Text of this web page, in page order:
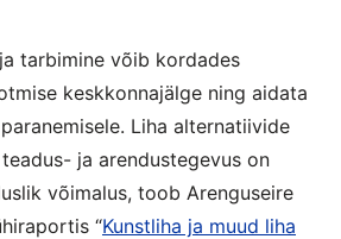
tarbimine võib kordades
keskkonnajälge ning aidata
Liha alternatiivide
ja arendustegevus on
võimalus, toob Arenguseire
“Kunstliha ja muud liha